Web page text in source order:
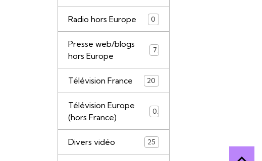
Radio hors Europe 0
Presse web/blogs
hors Europe
7
Télévision France 20
Télévision Europe
(hors France)
0
Divers vidéo 25